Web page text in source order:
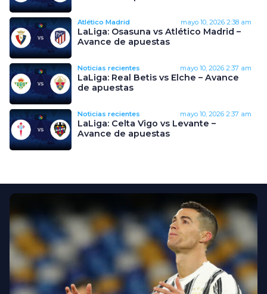
Atlético Madrid mayo 10, 2026 2:38 am
LaLiga: Osasuna vs Atlético Madrid –
Avance de apuestas
Noticias recientes mayo 10, 2026 2:37 am
LaLiga: Real Betis vs Elche – Avance
de apuestas
Noticias recientes mayo 10, 2026 2:37 am
LaLiga: Celta Vigo vs Levante –
Avance de apuestas